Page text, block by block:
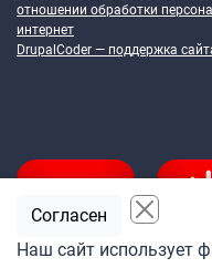
отношении обработки
интернет
DrupalCoder — поддержка
Наш сайт использует
Согласен